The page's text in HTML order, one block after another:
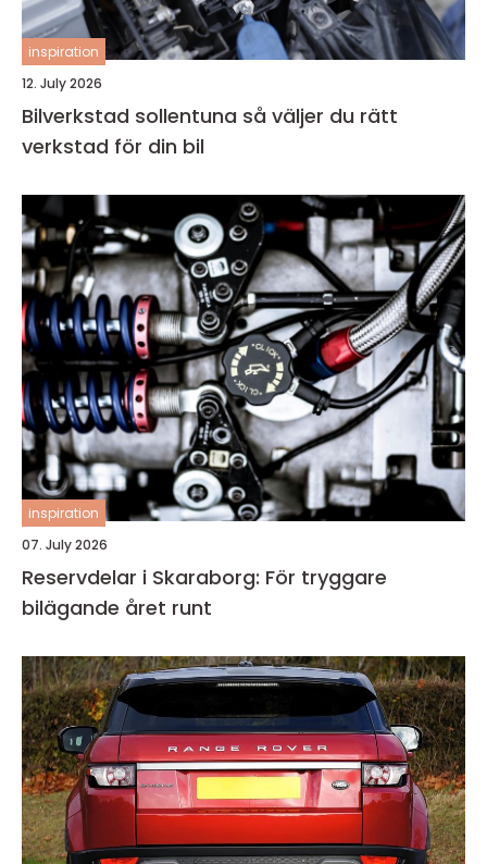
inspiration
12. July 2026
Bilverkstad sollentuna så väljer du rätt
verkstad för din bil
inspiration
07. July 2026
Reservdelar i Skaraborg: För tryggare
bilägande året runt